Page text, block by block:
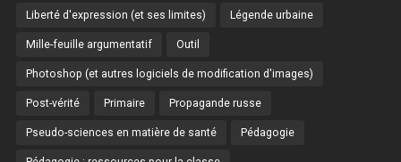
Liberté d'expression (et ses limites) Légende urbaine
Mille-feuille argumentatif Outil
Photoshop (et autres logiciels de modification d'images)
Post-vérité Primaire Propagande russe
Pseudo-sciences en matière de santé Pédagogie